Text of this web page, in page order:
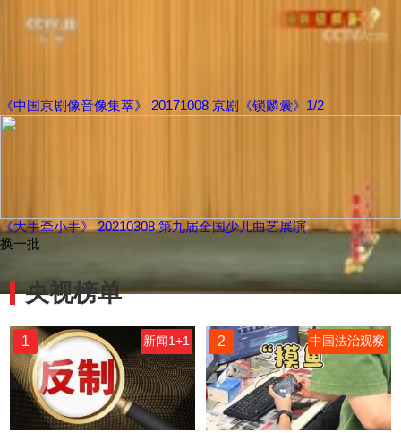
《中国京剧像音像集萃》 20171008 京剧《锁麟囊》1/2
《大手牵小手》 20210308 第九届全国少儿曲艺展演
换一批
央视榜单
1 新闻1+1 2 中国法治观察